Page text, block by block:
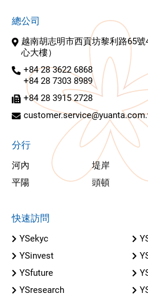
總公司
越南胡志明市西貢坊黎利路65
心大樓）
+84 28 3622 6868
+84 28 7303 8989
+84 28 3915 2728
分行
河內 堤岸
平陽
頭頓
快速訪問
YSekyc
YSinvest
YSfuture
YSresearch